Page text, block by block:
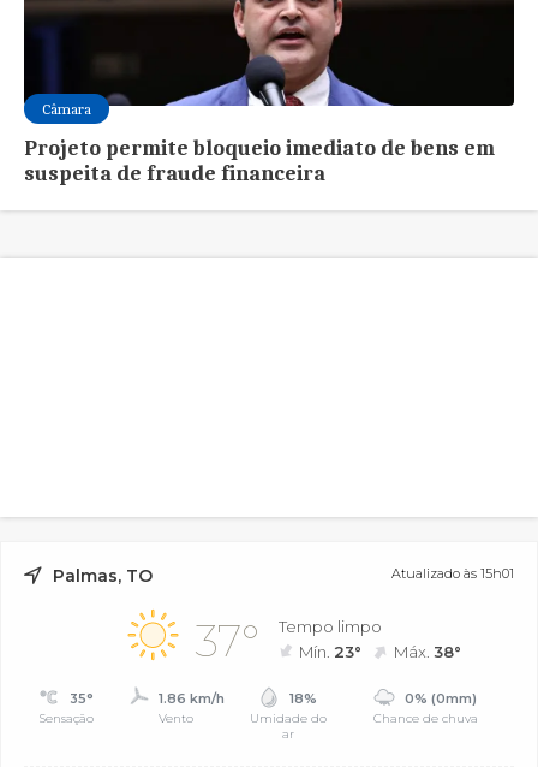
Câmara
Projeto permite bloqueio imediato de bens em
suspeita de fraude financeira
Palmas, TO Atualizado às 15h01
37°
Tempo limpo
Mín. 23° Máx.38°
35°
Sensação
1.86 km/h
Vento
18%
Umidade do
ar
0% (0mm)
Chance de chuva